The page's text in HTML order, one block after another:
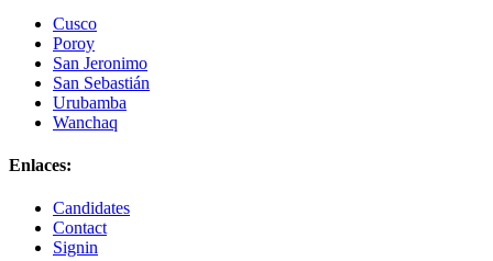
Cusco
Poroy
San Jeronimo
San Sebastián
Urubamba
Wanchaq
Enlaces:
Candidates
Contact
Signin